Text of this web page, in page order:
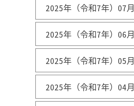
2025年（令和7年）07月
2025年（令和7年）06月
2025年（令和7年）05月
2025年（令和7年）04月